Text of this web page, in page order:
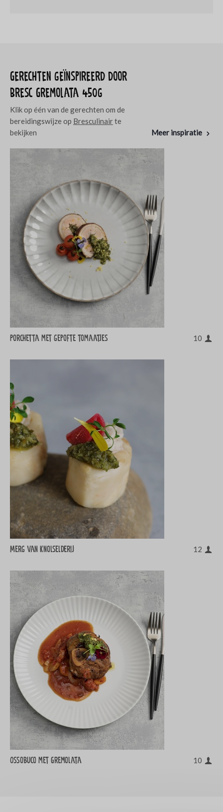
Gerechten geïnspireerd door
Bresc Gremolata 450g
Klik op één van de gerechten om de
bereidingswijze op Bresculinairte
bekijken
Meer inspiratie
Porchetta met gepofte tomaatjes 10
Merg van Knolselderij 12
Ossobuco met Gremolata 10